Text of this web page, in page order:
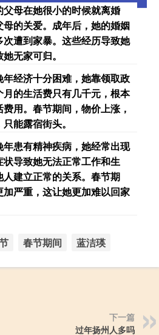
母在她很小的时候就离婚
的关爱。成年后，她的婚姻
遭到家暴。这些经历导致她
无家可归。
经济十分困难，她靠领取政
的生活费只有几千元，根本
用。春节期间，物价上涨，
能露宿街头。
患有精神疾病，她经常出现
导致她无法正常工作和生
建立正常的关系。春节期
严重，这让她更加难以回家
春节期间 蓝洁瑛
下一篇
过年扬州人多吗